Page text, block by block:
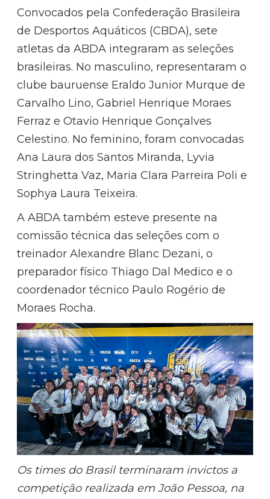
Convocados pela Confederação Brasileira
de Desportos Aquáticos (CBDA), sete
atletas da ABDA integraram as seleções
brasileiras. No masculino, representaram o
clube bauruense Eraldo Junior Murque de
Carvalho Lino, Gabriel Henrique Moraes
Ferraz e Otavio Henrique Gonçalves
Celestino. No feminino, foram convocadas
Ana Laura dos Santos Miranda, Lyvia
Stringhetta Vaz, Maria Clara Parreira Poli e
Sophya Laura Teixeira.
A ABDA também esteve presente na
comissão técnica das seleções com o
treinador Alexandre Blanc Dezani, o
preparador físico Thiago Dal Medico e o
coordenador técnico Paulo Rogério de
Moraes Rocha.
Os times do Brasil terminaram invictos a
competição realizada em João Pessoa, na